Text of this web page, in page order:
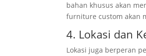
bahan khusus akan
furniture custom akan
4. Lokasi dan
Lokasi juga berperan